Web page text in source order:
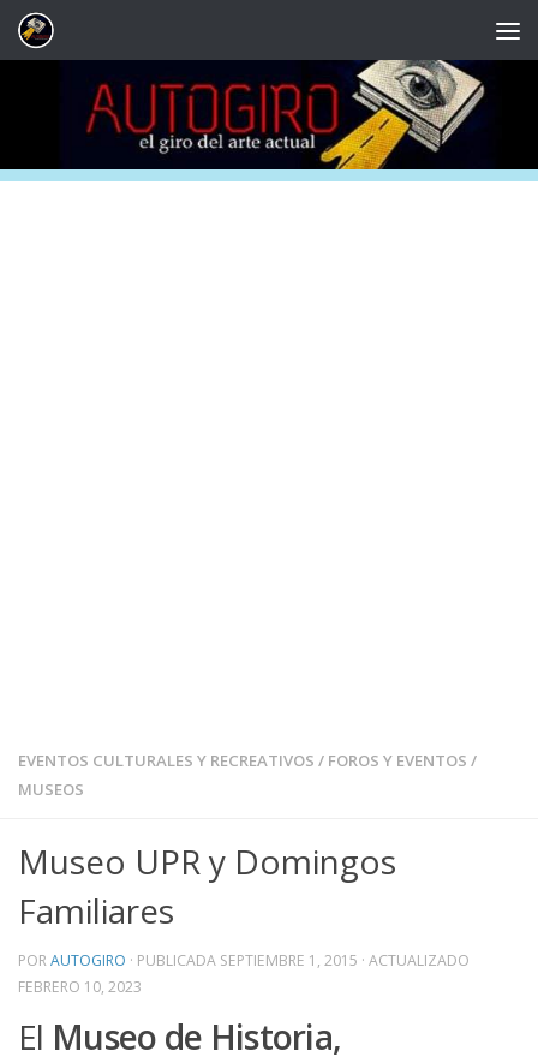
Saltar al contenido
EVENTOS CULTURALES Y RECREATIVOS / FOROS Y EVENTOS /
MUSEOS
Museo UPR y Domingos
Familiares
PORAUTOGIRO · PUBLICADA SEPTIEMBRE 1, 2015 · ACTUALIZADO
FEBRERO 10, 2023
El Museo de Historia,